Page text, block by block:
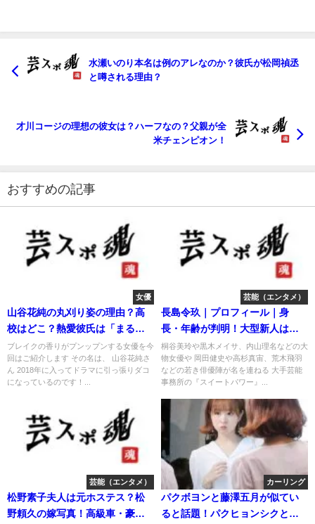
水瀬いのり本名は例のアレなのか？彼氏が松岡禎丞
と噂される理由？
才川コージの理想の彼女は？ハーフなの？父親が全
米チェンピオン！
おすすめの記事
女優
山谷花純の丸刈り姿の理由？高
校はどこ？熱愛彼氏は「まるく
ん」！
ブレイクの香りがプンップンする女優を今
回はご紹介します その名は、 山谷花純さ
ん 2018年に入ってドラマに引っ張りダコ
になっているのです！...
芸能（エンタメ）
長島令玖｜プロフィール｜身
長・年齢が判明！大型新人は理
系男子！
桐谷美玲や黒木メイサ、内山理名などの大
物女優や 岡田健史や高杉真宙、荒木飛羽
などの若き俳優陣が名を連ねる 大手芸能
事務所の『スイートパワー』...
芸能（エンタメ）
松野素子夫人は元ホステス？松
野頼久の嫁写真！高級車・豪邸
カーリング
パクボヨンと藤澤五月が似てい
ると話題！パクヒョンシクと熱